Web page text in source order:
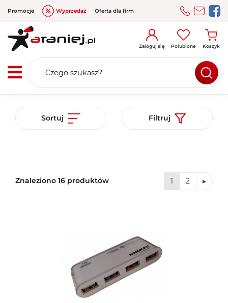
Promocje Wyprzedaż Oferta dla firm
Zaloguj się Polubione Koszyk
Sortuj Filtruj
Znaleziono 16 produktów 1 2 ▸